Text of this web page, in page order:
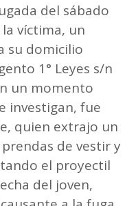
del sábado
víctima, un
su domicilio
1° Leyes s/n
un momento
investigan, fue
quien extrajo un
de vestir y
el proyectil
del joven,